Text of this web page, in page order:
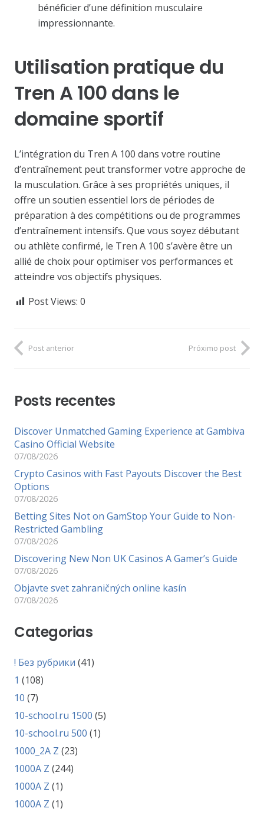
bénéficier d’une définition musculaire
impressionnante.
Utilisation pratique du
Tren A 100 dans le
domaine sportif
L’intégration du Tren A 100 dans votre routine
d’entraînement peut transformer votre approche de
la musculation. Grâce à ses propriétés uniques, il
offre un soutien essentiel lors de périodes de
préparation à des compétitions ou de programmes
d’entraînement intensifs. Que vous soyez débutant
ou athlète confirmé, le Tren A 100 s’avère être un
allié de choix pour optimiser vos performances et
atteindre vos objectifs physiques.
Post Views: 0
Post anterior Próximo post
Posts recentes
Discover Unmatched Gaming Experience at Gambiva
Casino Official Website
07/08/2026
Crypto Casinos with Fast Payouts Discover the Best
Options
07/08/2026
Betting Sites Not on GamStop Your Guide to Non-
Restricted Gambling
07/08/2026
Discovering New Non UK Casinos A Gamer’s Guide
07/08/2026
Objavte svet zahraničných online kasín
07/08/2026
Categorias
! Без рубрики (41)
1 (108)
10 (7)
10-school.ru 1500 (5)
10-school.ru 500 (1)
1000_2A Z (23)
1000A Z (244)
1000A Z (1)
1000A Z (1)